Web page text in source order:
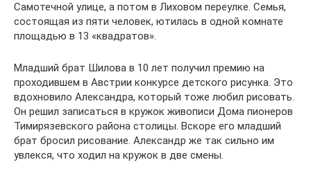
Самотечной улице, а потом в Лиховом переулке. Семья,
состоящая из пяти человек, ютилась в одной комнате
площадью в 13 «квадратов».
Младший брат Шилова в 10 лет получил премию на
проходившем в Австрии конкурсе детского рисунка. Это
вдохновило Александра, который тоже любил рисовать.
Он решил записаться в кружок живописи Дома пионеров
Тимирязевского района столицы. Вскоре его младший
брат бросил рисование. Александр же так сильно им
увлекся, что ходил на кружок в две смены.